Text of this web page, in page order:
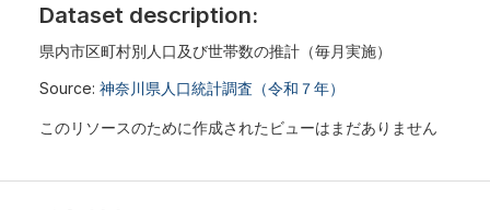
Dataset description:
県内市区町村別人口及び世帯数の推計（毎月実施）
Source: 神奈川県人口統計調査（令和７年）
このリソースのために作成されたビューはまだありません